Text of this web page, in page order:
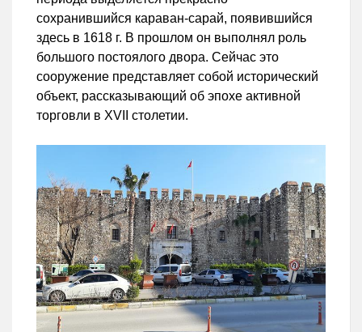
сохранившийся караван-сарай, появившийся
здесь в 1618 г. В прошлом он выполнял роль
большого постоялого двора. Сейчас это
сооружение представляет собой исторический
объект, рассказывающий об эпохе активной
торговли в XVII столетии.